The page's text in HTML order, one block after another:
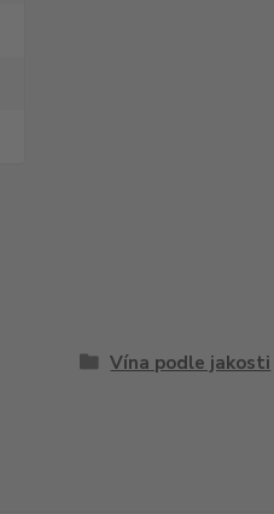
Vína podle jakosti